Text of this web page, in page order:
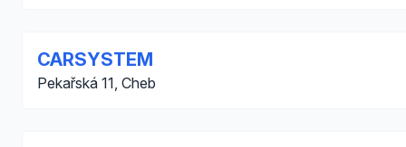
CARSYSTEM
Pekařská 11, Cheb